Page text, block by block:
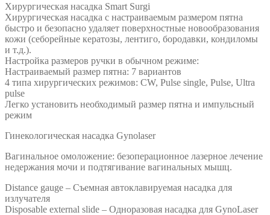
Хирургическая насадка Smart Surgi
Хирургическая насадка с настраиваемым размером пятна
быстро и безопасно удаляет поверхностные новообразования
кожи (себорейные кератозы, лентиго, бородавки, кондиломы
и т.д.).
Настройка размеров ручки в обычном режиме:
Настраиваемый размер пятна: 7 вариантов
4 типа хирургических режимов: CW, Pulse single, Pulse, Ultra
pulse
Легко установить необходимый размер пятна и импульсный
режим
Гинекологическая насадка Gynolaser
Вагинальное омоложение: безоперационное лазерное лечение
недержания мочи и подтягивание вагинальных мышц.
Distance gauge – Съемная автоклавируемая насадка для
излучателя
Disposable external slide – Одноразовая насадка для GynoLaser